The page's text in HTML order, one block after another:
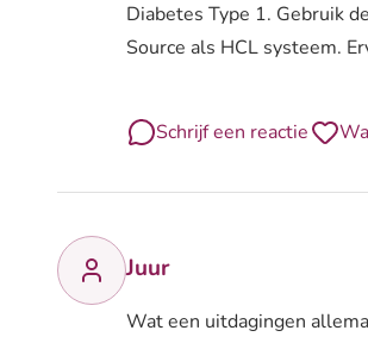
Diabetes Type 1. Gebruik
Source als HCL systeem.
Schrijf een reactie
Juur
Wat een uitdagingen